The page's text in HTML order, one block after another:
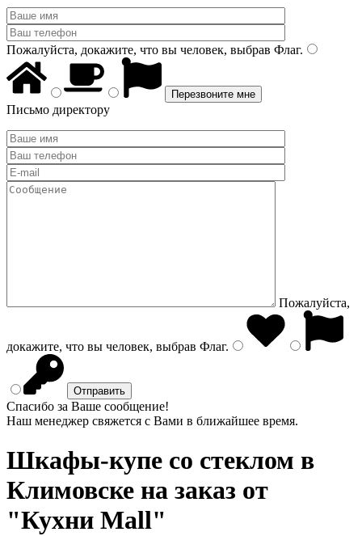
Пожалуйста, докажите, что вы человек, выбрав Флаг.
Письмо директору
Пожалуйста,
докажите, что вы человек, выбрав Флаг.
Спасибо за Ваше сообщение!
Наш менеджер свяжется с Вами в ближайшее время.
Шкафы-купе со стеклом в
Климовске на заказ от
"Кухни Mall"